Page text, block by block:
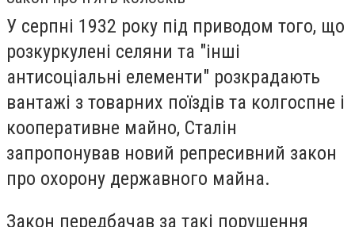
У серпні 1932 року під приводом того, що
розкуркулені селяни та "інші
антисоціальні елементи" розкрадають
вантажі з товарних поїздів та колгоспне і
кооперативне майно, Сталін
запропонував новий репресивний закон
про охорону державного майна.
Закон передбачав за такі порушення